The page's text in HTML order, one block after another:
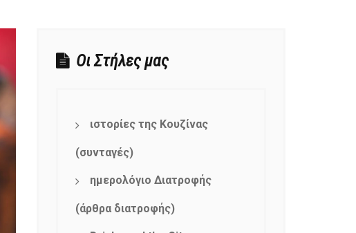
Οι Στήλες μας
ιστορίες της Κουζίνας
(συνταγές)
ημερολόγιο Διατροφής
(άρθρα διατροφής)